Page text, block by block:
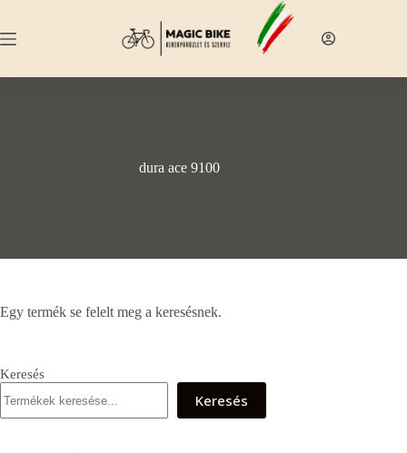
content
dura ace 9100
Egy termék se felelt meg a keresésnek.
Keresés
Keresés